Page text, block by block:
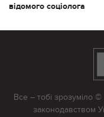
відомого соціолога
Все – тобі зрозуміло
законодавством